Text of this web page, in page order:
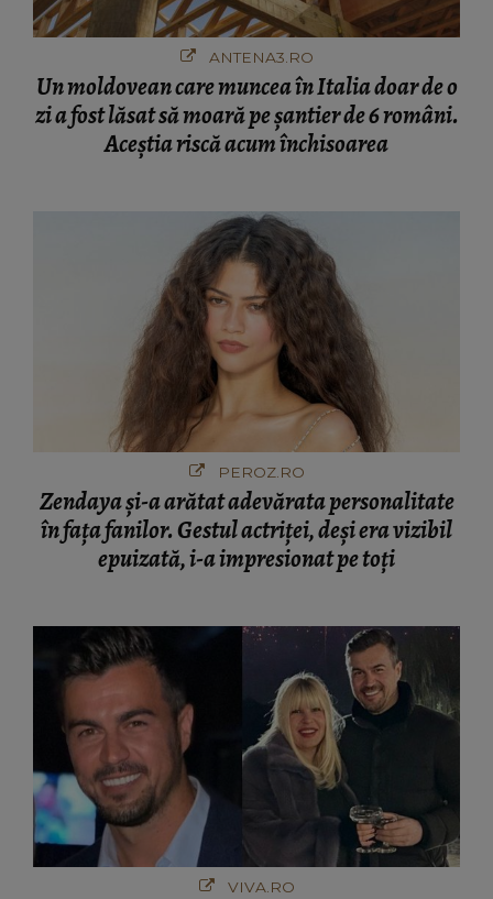
ANTENA3.RO
Un moldovean care muncea în Italia doar de o
zi a fost lăsat să moară pe şantier de 6 români.
Aceștia riscă acum închisoarea
PEROZ.RO
Zendaya și-a arătat adevărata personalitate
în fața fanilor. Gestul actriței, deși era vizibil
epuizată, i-a impresionat pe toți
VIVA.RO